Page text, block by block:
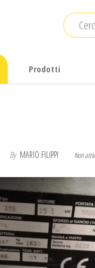
Prodotti
By MARIO.FILIPPI Non